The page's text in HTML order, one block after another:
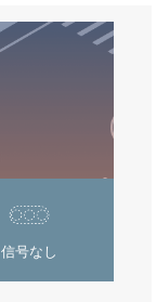
信号なし